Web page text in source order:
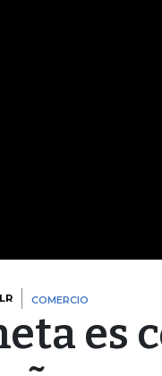
COMERCIO
es